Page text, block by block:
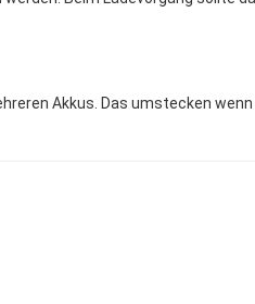
Akkus. Das umstecken